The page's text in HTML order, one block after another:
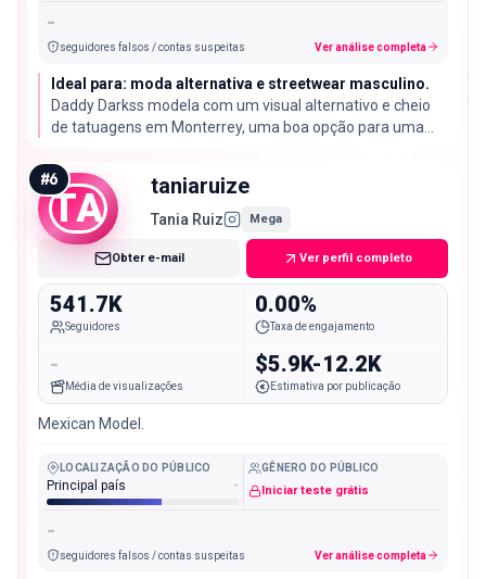
-
seguidores falsos / contas suspeitas Ver análise completa
Ideal para: moda alternativa e streetwear masculino.
Daddy Darkss modela com um visual alternativo e cheio
de tatuagens em Monterrey, uma boa opção para uma
de moda mais polido.
TA
#6 taniaruize
Tania Ruiz Mega
Obter e-mail Ver perfil completo
541.7K
Seguidores
0.00%
Taxa de engajamento
-
Média de visualizações
$5.9K-12.2K
Estimativa por publicação
Mexican Model.
LOCALIZAÇÃO DO PÚBLICO
Principal país -
GÊNERO DO PÚBLICO
Iniciar teste grátis
-
seguidores falsos / contas suspeitas Ver análise completa